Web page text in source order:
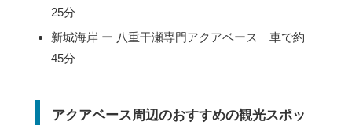
25分
新城海岸 ー 八重干瀬専門アクアベース 車で約
45分
アクアベース周辺のおすすめの観光スポッ